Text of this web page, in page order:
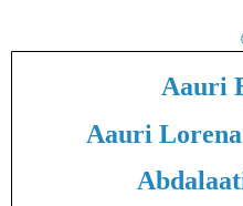
Aauri
Aauri